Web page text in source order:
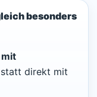
besonders
statt direkt mit